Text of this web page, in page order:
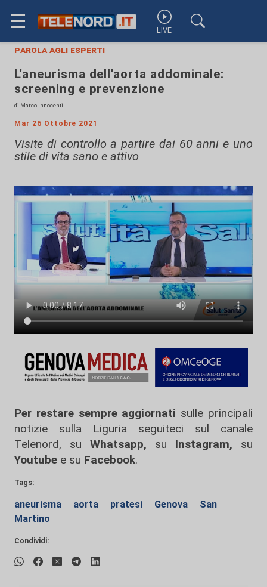
☰ LIVE
parola agli esperti
L'aneurisma dell'aorta addominale:
screening e prevenzione
di Marco Innocenti
Mar 26 Ottobre 2021
Visite di controllo a partire dai 60 anni e uno
stile di vita sano e attivo
Per restare sempre aggiornati sulle principali
notizie sulla Liguria seguiteci sul canale
Telenord, su
Whatsapp, su Instagram, su
Youtube e su Facebook.
Tags:
aneurisma aorta pratesi Genova
San
Martino
Condividi: